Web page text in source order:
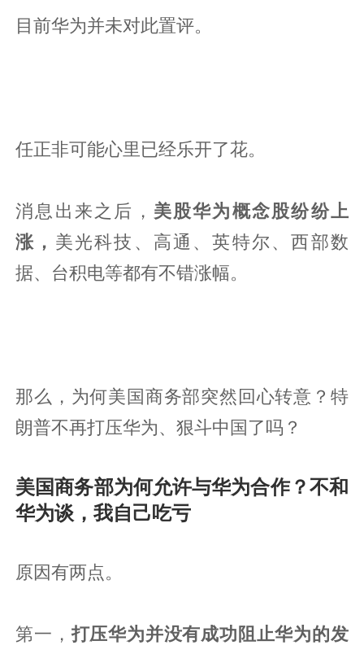
目前华为并未对此置评。
任正非可能心里已经乐开了花。
消息出来之后， 美股华为概念股纷纷上
涨， 美光科技、高通、英特尔、西部数
据、台积电等都有不错涨幅。
那么，为何美国商务部突然回心转意？特
朗普不再打压华为、狠斗中国了吗？
美国商务部为何允许与华为合作？不和
华为谈，我自己吃亏
原因有两点。
第一，打压华为并没有成功阻止华为的发